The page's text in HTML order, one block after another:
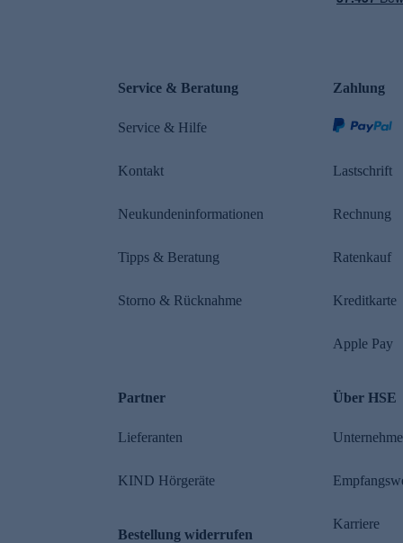
Service & Beratung
Service & Hilfe
Kontakt
Neukundeninformationen
Tipps & Beratung
Storno & Rücknahme
Zahlung
Lastschrift
Rechnung
Ratenkauf
Kreditkarte
Apple Pay
Partner
Lieferanten
KIND Hörgeräte
Bestellung widerrufen
Über HSE
Karriere